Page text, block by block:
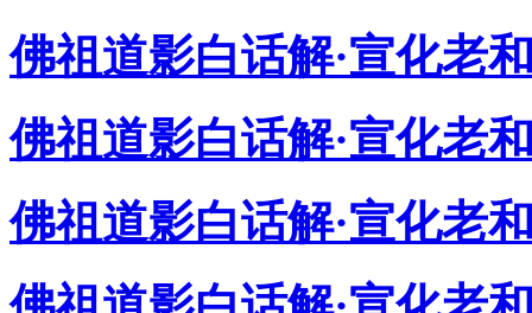
佛祖道影白话解·宣化老
佛祖道影白话解·宣化老
佛祖道影白话解·宣化老